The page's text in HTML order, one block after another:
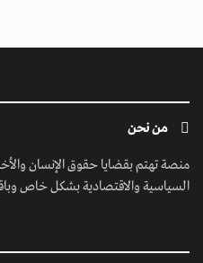
من نحن
منصة تهتم بقضايا حقوق الإنسان
السياسية والاقتصادية بشكل خاص